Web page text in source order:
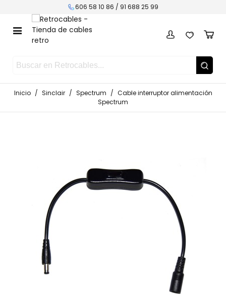
606 58 10 86 / 91 688 25 99
Inicio / Sinclair / Spectrum / Cable interruptor alimentación
Spectrum